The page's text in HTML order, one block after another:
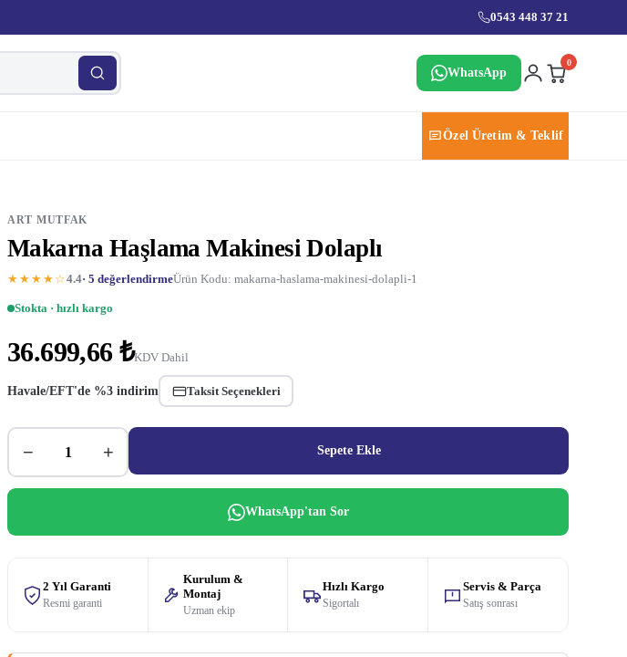
0543 448 37 21
WhatsApp
0
Özel Üretim & Teklif
ART MUTFAK
Makarna Haşlama Makinesi Dolaplı
★★★★☆4.4· 5 değerlendirmeÜrün Kodu: makarna-haslama-makinesi-dolapli-1
Stokta · hızlı kargo
36.699,66 ₺KDV Dahil
Havale/EFT'de %3 indirim Taksit Seçenekleri
− + Sepete Ekle
WhatsApp'tan Sor
2 Yıl Garanti
Resmi garanti
Kurulum &
Montaj
Uzman ekip
Hızlı Kargo
Sigortalı
Servis & Parça
Satış sonrası